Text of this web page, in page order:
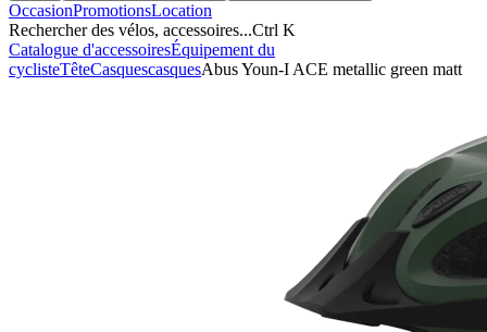
OccasionPromotionsLocation
Rechercher des vélos, accessoires...Ctrl K
Catalogue d'accessoiresÉquipement du
cyclisteTêteCasquescasquesAbus Youn-I ACE metallic green matt